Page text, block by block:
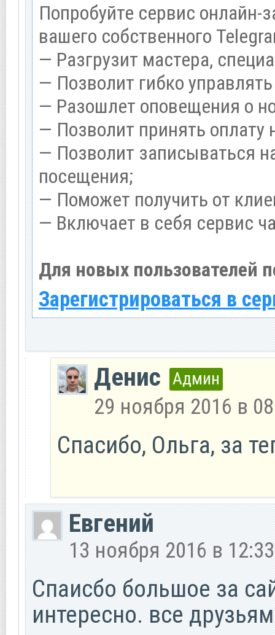
Попробуйте сервис онлайн-
вашего собственного
— Разгрузит мастера,
— Позволит гибко
— Разошлет оповещения о
— Позволит принять оплату
— Позволит записываться
посещения;
— Поможет получить от
— Включает в себя сервис
Для новых пользователей
Зарегистрироваться в
Денис Админ
29 ноября 2016 в
Спасибо, Ольга, за
Евгений
13 ноября 2016 в 12:33
Спаисбо большое за
интересно. все